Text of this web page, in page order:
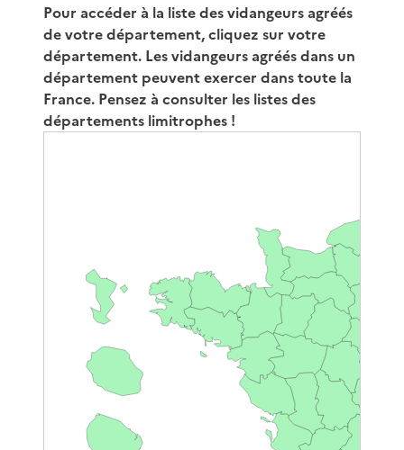
Pour accéder à la liste des vidangeurs agréés
de votre département, cliquez sur votre
département. Les vidangeurs agréés dans un
département peuvent exercer dans toute la
France. Pensez à consulter les listes des
départements limitrophes !